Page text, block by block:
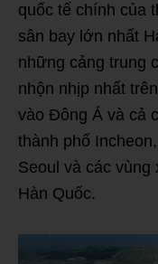
quốc tế chính của
sân bay lớn nhất
những cảng trung
nhộn nhịp nhất
vào Đông Á và cả
thành phố
Seoul và các
Hàn Quốc.